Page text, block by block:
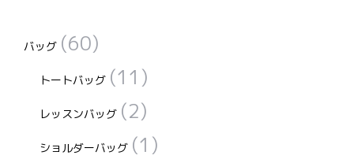
バッグ (60)
トートバッグ (11)
レッスンバッグ (2)
ショルダーバッグ (1)